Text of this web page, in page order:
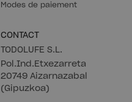
Modes de paiement
CONTACT
TODOLUFE S.L.
Pol.Ind.Etxezarreta
20749 Aizarnazabal
(Gipuzkoa)